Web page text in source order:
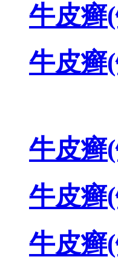
牛皮癣
牛皮癣
牛皮癣
牛皮癣
牛皮癣